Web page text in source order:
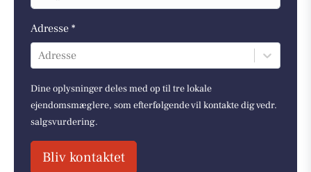
Adresse *
Adresse
Dine oplysninger deles med op til tre lokale
ejendomsmæglere, som efterfølgende vil kontakte dig vedr.
salgsvurdering.
Bliv kontaktet